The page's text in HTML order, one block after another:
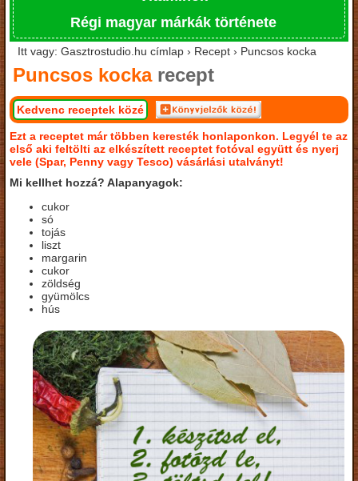
Régi magyar márkák története
Itt vagy: Gasztrostudio.hu címlap › Recept › Puncsos kocka
Puncsos kockarecept
Kedvenc receptek közé
Ezt a receptet már többen keresték honlaponkon. Legyél te az
első aki feltölti az elkészített receptet fotóval együtt és nyerj
vele (Spar, Penny vagy Tesco) vásárlási utalványt!
Mi kellhet hozzá? Alapanyagok:
cukor
só
tojás
liszt
margarin
cukor
zöldség
gyümölcs
hús